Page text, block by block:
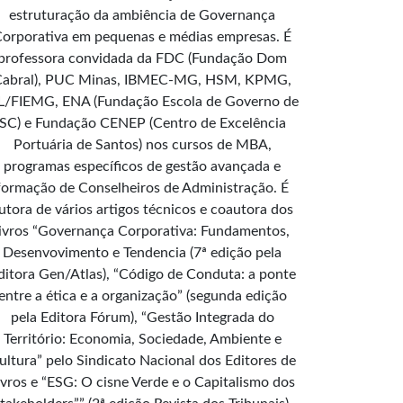
estruturação da ambiência de Governança
em pequenas e médias empresas. É
convidada da FDC (Fundação Dom
PUC Minas, IBMEC-MG, HSM, KPMG,
FIEMG, ENA (Fundação Escola de Governo de
e Fundação CENEP (Centro de Excelência
Portuária de Santos) nos cursos de MBA,
programas específicos de gestão avançada e
de Conselheiros de Administração. É
de vários artigos técnicos e coautora dos
“Governança Corporativa: Fundamentos,
Desenvovimento e Tendencia (7ª edição pela
Gen/Atlas), “Código de Conduta: a ponte
a ética e a organização” (segunda edição
pela Editora Fórum), “Gestão Integrada do
Território: Economia, Sociedade, Ambiente e
pelo Sindicato Nacional dos Editores de
e “ESG: O cisne Verde e o Capitalismo dos